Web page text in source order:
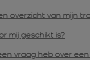
overzicht van mijn
mij geschikt is?
vraag heb over